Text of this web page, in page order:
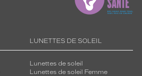
LUNETTES DE SOLEIL
Lunettes de soleil
Lunettes de soleil Femme